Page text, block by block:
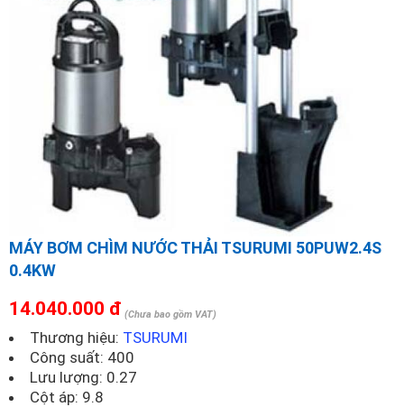
MÁY BƠM CHÌM NƯỚC THẢI TSURUMI 50PUW2.4S
0.4KW
14.040.000 đ (Chưa bao gồm VAT)
Thương hiệu: TSURUMI
Công suất: 400
Lưu lượng: 0.27
Cột áp: 9.8